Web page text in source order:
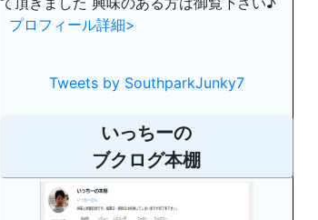
プロフィール詳細>
Tweets by SouthparkJunky7
いっちーの
ブクログ本棚